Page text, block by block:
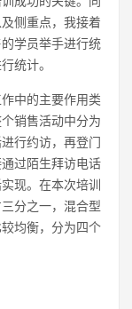
侧重点，我接着
学员举手进行统
统计。
中的主要作用类
销售活动中分为
行约访，再登门
过陌生拜访电话
现。在本次培训
分之一，混合型
均衡，分为四个